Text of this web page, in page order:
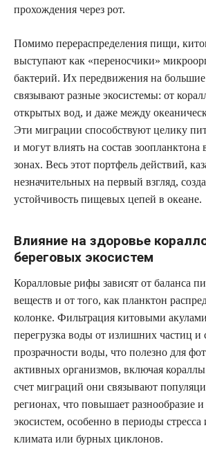
прохождения через рот.
Помимо перераспределения пищи,
выступают как «переносчики»
бактерий. Их передвижения на большие
связывают разные экосистемы: от
открытых вод, и даже между
Эти миграции способствуют целику
и могут влиять на состав
зонах. Весь этот портфель действий,
незначительных на первый взгляд,
устойчивость пищевых цепей в океане.
Влияние на здоровье
береговых экосистем
Коралловые рифы зависят от баланса
веществ и от того, как планктон
колонке. Фильтрация китовыми
перегрузка воды от излишних частиц и
прозрачности воды, что полезно для
активных организмов, включая
счет миграций они связывают
регионах, что повышает разнообразие и
экосистем, особенно в периоды стресса
климата или бурных циклонов.